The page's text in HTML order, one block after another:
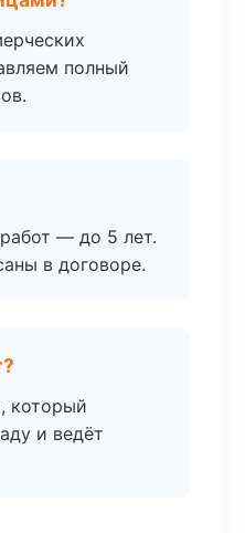
полный
— до 5 лет.
в договоре.
который
и ведёт